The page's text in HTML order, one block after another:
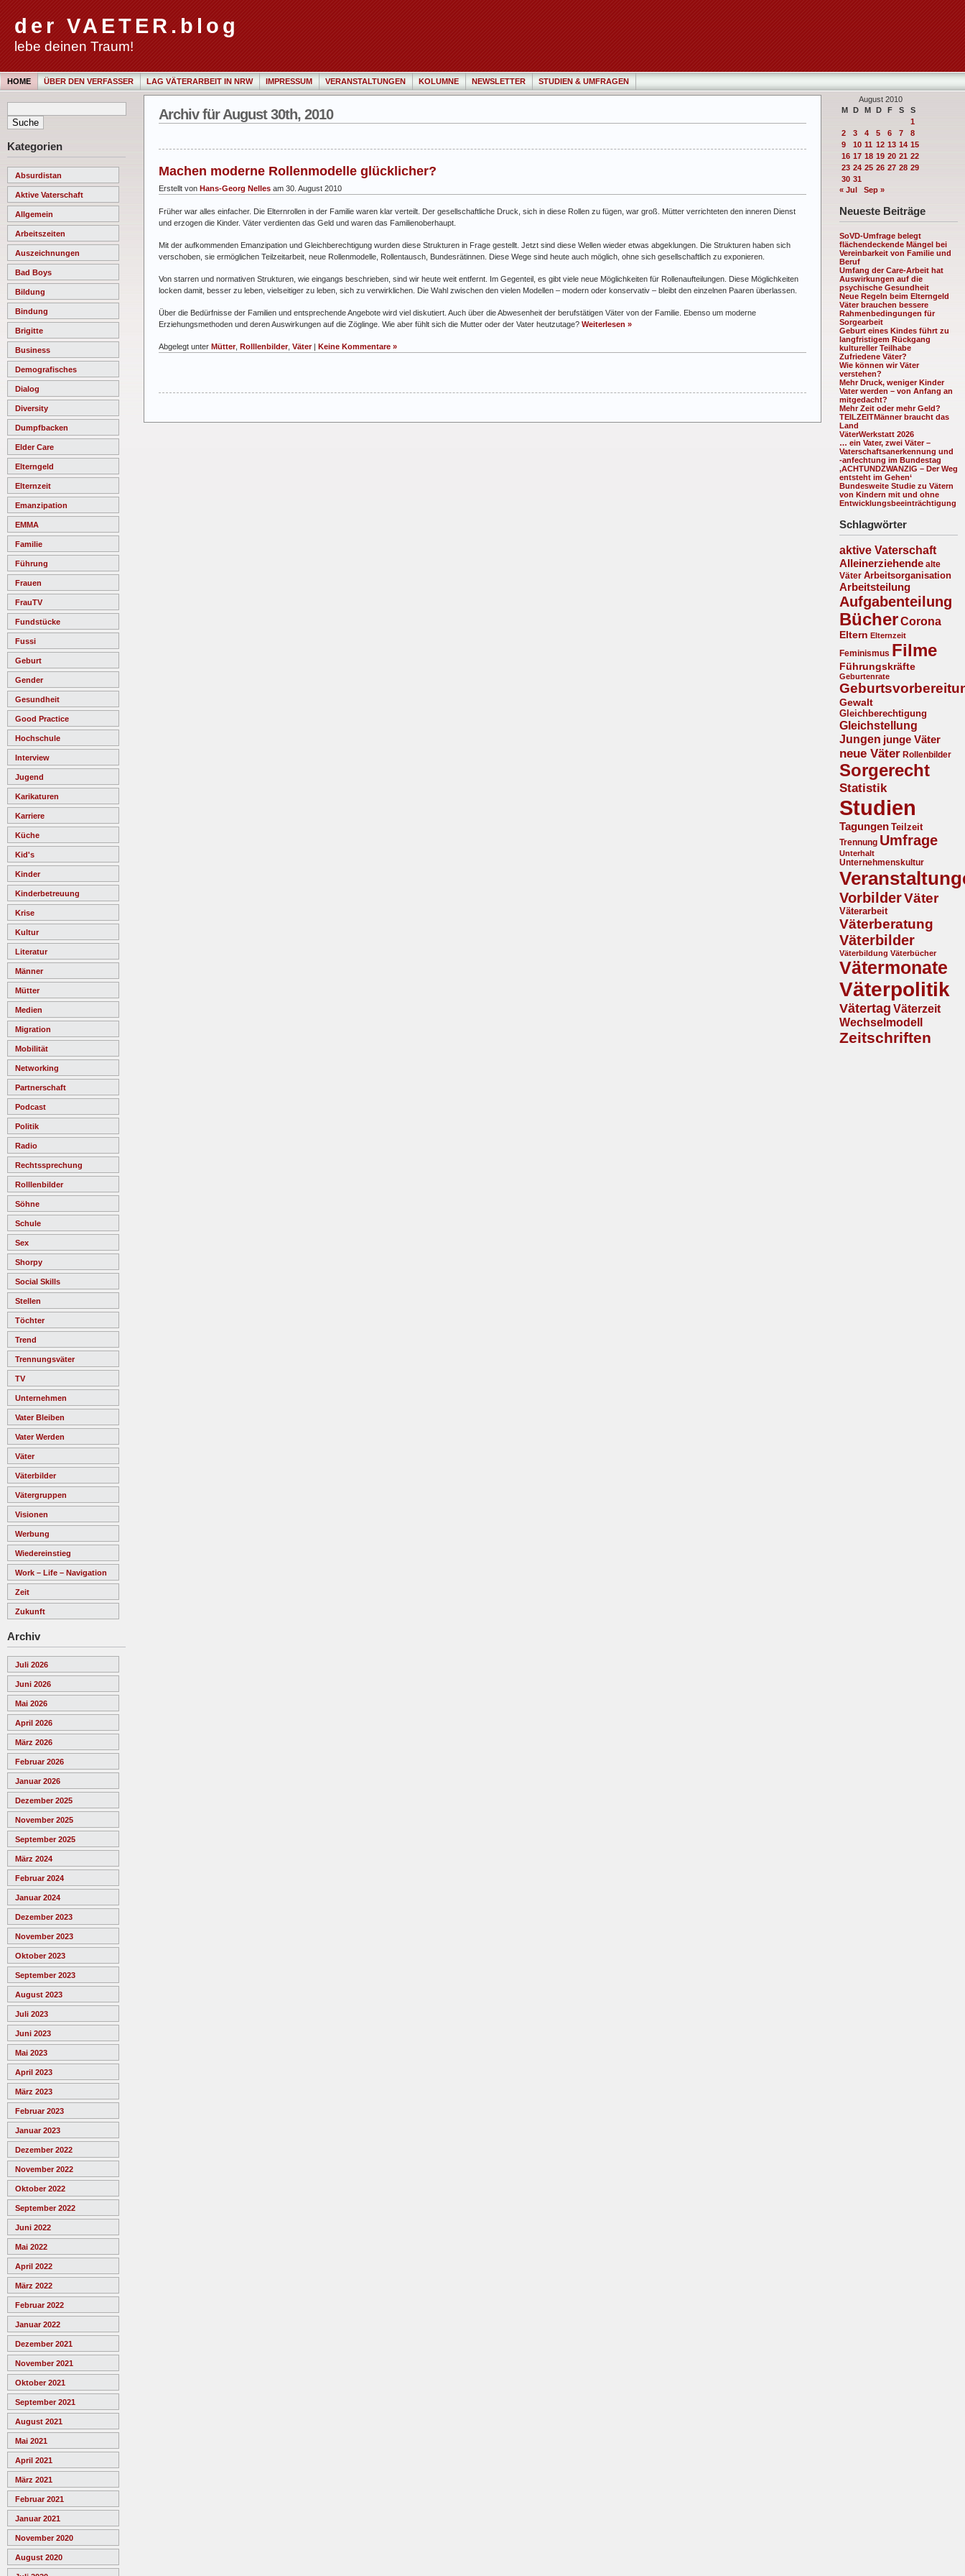
der VAETER.blog
lebe deinen Traum!
HOME ÜBER DEN VERFASSER LAG VÄTERARBEIT IN NRW IMPRESSUM VERANSTALTUNGEN KOLUMNE NEWSLETTER STUDIEN & UMFRAGEN
Kategorien
Absurdistan
Aktive Vaterschaft
Allgemein
Arbeitszeiten
Auszeichnungen
Bad Boys
Bildung
Bindung
Brigitte
Business
Demografisches
Dialog
Diversity
Dumpfbacken
Elder Care
Elterngeld
Elternzeit
Emanzipation
EMMA
Familie
Führung
Frauen
FrauTV
Fundstücke
Fussi
Geburt
Gender
Gesundheit
Good Practice
Hochschule
Interview
Jugend
Karikaturen
Karriere
Küche
Kid's
Kinder
Kinderbetreuung
Krise
Kultur
Literatur
Männer
Mütter
Medien
Migration
Mobilität
Networking
Partnerschaft
Podcast
Politik
Radio
Rechtssprechung
Rolllenbilder
Söhne
Schule
Sex
Shorpy
Social Skills
Stellen
Töchter
Trend
Trennungsväter
TV
Unternehmen
Vater Bleiben
Vater Werden
Väter
Väterbilder
Vätergruppen
Visionen
Werbung
Wiedereinstieg
Work – Life – Navigation
Zeit
Zukunft
Archiv
Juli 2026
Juni 2026
Mai 2026
April 2026
März 2026
Februar 2026
Januar 2026
Dezember 2025
November 2025
September 2025
März 2024
Februar 2024
Januar 2024
Dezember 2023
November 2023
Oktober 2023
September 2023
August 2023
Juli 2023
Juni 2023
Mai 2023
April 2023
März 2023
Februar 2023
Januar 2023
Dezember 2022
November 2022
Oktober 2022
September 2022
Juni 2022
Mai 2022
April 2022
März 2022
Februar 2022
Januar 2022
Dezember 2021
November 2021
Oktober 2021
September 2021
August 2021
Mai 2021
April 2021
März 2021
Februar 2021
Januar 2021
November 2020
August 2020
August 2010
M D M D F S
S
1
2
3 4 5 6 7
8
9
10 11 12 13 14 15
16 17 18 19 20 21 22
23 24 25 26 27 28 29
30 31
« Jul
Sep »
Neueste Beiträge
SoVD-Umfrage belegt
flächendeckende Mängel bei
Vereinbarkeit von Familie und
Beruf
Umfang der Care-Arbeit hat
Auswirkungen auf die
psychische Gesundheit
Neue Regeln beim Elterngeld
Väter brauchen bessere
Rahmenbedingungen für
Sorgearbeit
Geburt eines Kindes führt zu
langfristigem Rückgang
kultureller Teilhabe
Zufriedene Väter?
Wie können wir Väter
verstehen?
Mehr Druck, weniger Kinder
Vater werden – von Anfang an
mitgedacht?
Mehr Zeit oder mehr Geld?
TEILZEITMänner braucht das
Land
VäterWerkstatt 2026
… ein Vater, zwei Väter –
Vaterschaftsanerkennung und
-anfechtung im Bundestag
‚ACHTUNDZWANZIG – Der Weg
entsteht im Gehen‘
Bundesweite Studie zu Vätern
von Kindern mit und ohne
Entwicklungsbeeinträchtigung
Schlagwörter
aktive Vaterschaft
Alleinerziehende alte
Väter Arbeitsorganisation
Arbeitsteilung
Aufgabenteilung
BücherCorona
Eltern Elternzeit
Feminismus Filme
Führungskräfte
Geburtenrate
Gewalt
Gleichberechtigung
Gleichstellung
Jungen junge Väter
neue Väter Rollenbilder
Sorgerecht
Statistik
Studien
Tagungen Teilzeit
Trennung Umfrage
Unterhalt
Unternehmenskultur
VorbilderVäter
Väterarbeit
Väterberatung
Väterbilder
Väterbildung Väterbücher
Vätermonate
Väterpolitik
Vätertag Väterzeit
Wechselmodell
Zeitschriften
Archiv für August 30th, 2010
Machen moderne Rollenmodelle glücklicher?
Erstellt von Hans-Georg Nelles am 30. August 2010
Früher war alles einfacher. Die Elternrollen in der Familie waren klar verteilt. Der gesellschaftliche Druck, sich in diese Rollen zu fügen, war groß. Mütter verrichteten den inneren Dienst
und erzogen die Kinder. Väter verdienten das Geld und waren das Familienoberhaupt.
Mit der aufkommenden Emanzipation und Gleichberechtigung wurden diese Strukturen in Frage gestellt. Jetzt sind diese Wellen wieder etwas abgeklungen. Die Strukturen haben sich
verschoben, sie ermöglichen Teilzeitarbeit, neue Rollenmodelle, Rollentausch, Bundesrätinnen. Diese Wege sind heute auch möglich, ohne sich gesellschaftlich zu exponieren.
Von starren und normativen Strukturen, wie eingangs beschrieben, sind wir heute weit entfernt. Im Gegenteil, es gibt viele neue Möglichkeiten für Rollenaufteilungen. Diese Möglichkeiten
locken damit, besser zu leben, vielseitiger zu leben, sich zu verwirklichen. Die Wahl zwischen den vielen Modellen – modern oder konservativ – bleibt den einzelnen Paaren überlassen.
Über die Bedürfnisse der Familien und entsprechende Angebote wird viel diskutiert. Auch über die Abwesenheit der berufstätigen Väter von der Familie. Ebenso um moderne
Erziehungsmethoden und deren Auswirkungen auf die Zöglinge. Wie aber fühlt sich die Mutter oder der Vater heutzutage? Weiterlesen »
Abgelegt unter Mütter, Rolllenbilder, Väter| Keine Kommentare »